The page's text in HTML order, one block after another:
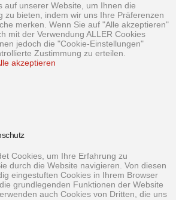
auf unserer Website, um Ihnen die
zu bieten, indem wir uns Ihre Präferenzen
merken. Wenn Sie auf "Alle akzeptieren"
mit der Verwendung ALLER Cookies
jedoch die "Cookie-Einstellungen"
Zustimmung zu erteilen.
akzeptieren
Cookies, um Ihre Erfahrung zu
durch die Website navigieren. Von diesen
eingestuften Cookies in Ihrem Browser
grundlegenden Funktionen der Website
auch Cookies von Dritten, die uns